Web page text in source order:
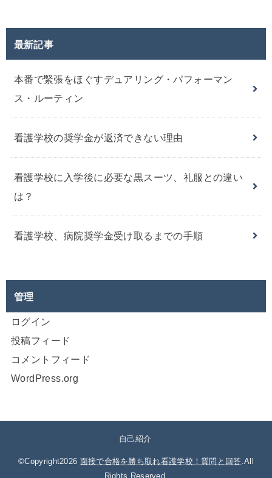
最新記事
本番で緊張をほぐすデュアリング・パフォーマン
ス・ルーティン
看護学校の奨学金が返済できない理由
看護学校に入学後に必要な黒スーツ、礼服との違い
は？
看護学校、病院奨学金受け取るまでの手順
管理
ログイン
投稿フィード
コメントフィード
WordPress.org
自己紹介
©Copyright2026 面接で合格を勝ち取れ看護学校！質問と回答.All
Rights Reserved.